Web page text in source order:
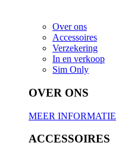
Over ons
Accessoires
Verzekering
In en verkoop
Sim Only
OVER ONS
MEER INFORMATIE
ACCESSOIRES